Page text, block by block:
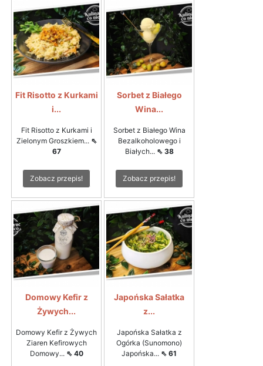
Fit Risotto z Kurkami
i...
Fit Risotto z Kurkami i
Zielonym Groszkiem... ⇖
67
Zobacz przepis!
Sorbet z Białego
Wina...
Sorbet z Białego Wina
Bezalkoholowego i
Białych... ⇖ 38
Zobacz przepis!
Domowy Kefir z
Żywych...
Domowy Kefir z Żywych
Ziaren Kefirowych
Domowy... ⇖ 40
Japońska Sałatka
z...
Japońska Sałatka z
Ogórka (Sunomono)
Japońska... ⇖ 61